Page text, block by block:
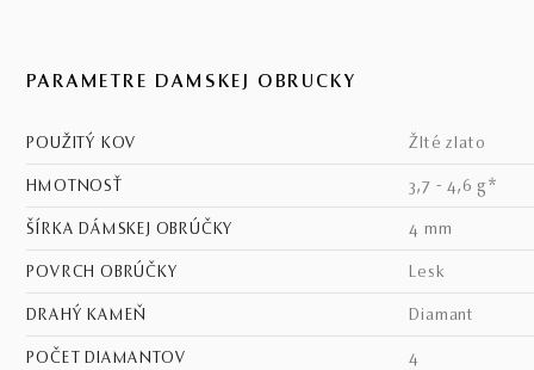
PARAMETRE DÁMSKEJ OBRÚČKY
POUŽITÝ KOV žlté zlato
HMOTNOSŤ 3,7 - 4,6 g*
ŠÍRKA DÁMSKEJ OBRÚČKY 4 mm
POVRCH OBRÚČKY lesk
DRAHÝ KAMEŇ diamant
POČET DIAMANTOV 4